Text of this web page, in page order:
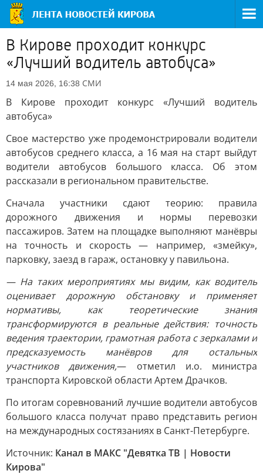
В Кирове проходит конкурс
«Лучший водитель автобуса»
14 мая 2026, 16:38 СМИ
В Кирове проходит конкурс «Лучший водитель
автобуса»
Свое мастерство уже продемонстрировали водители
автобусов среднего класса, а 16 мая на старт выйдут
водители автобусов большого класса. Об этом
рассказали в региональном правительстве.
Сначала участники сдают теорию: правила
дорожного движения и нормы перевозки
пассажиров. Затем на площадке выполняют манёвры
на точность и скорость — например, «змейку»,
парковку, заезд в гараж, остановку у павильона.
— На таких мероприятиях мы видим, как водитель
оценивает дорожную обстановку и применяет
нормативы, как теоретические знания
трансформируются в реальные действия: точность
ведения траектории, грамотная работа с зеркалами и
предсказуемость манёвров для остальных
участников движения,— отметил и.о. министра
транспорта Кировской области Артем Драчков.
По итогам соревнований лучшие водители автобусов
большого класса получат право представить регион
на международных состязаниях в Санкт-Петербурге.
Источник: Канал в МАКС "Девятка ТВ | Новости
Кирова"